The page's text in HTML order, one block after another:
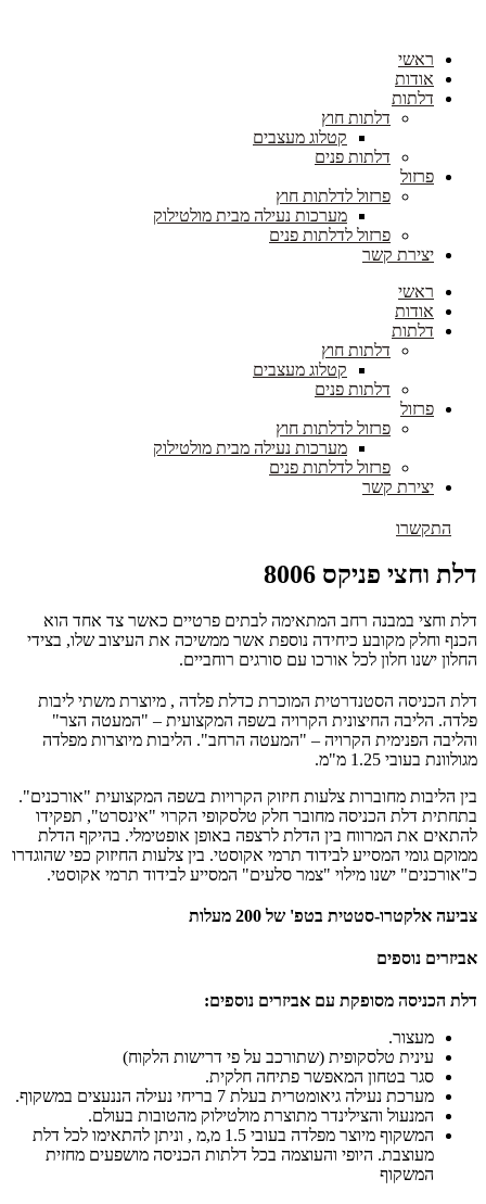
ראשי
אודות
דלתות
דלתות חוץ
קטלוג מעצבים
דלתות פנים
פרזול
פרזול לדלתות חוץ
מערכות נעילה מבית מולטילוק
פרזול לדלתות פנים
יצירת קשר
ראשי
אודות
דלתות
דלתות חוץ
קטלוג מעצבים
דלתות פנים
פרזול
פרזול לדלתות חוץ
מערכות נעילה מבית מולטילוק
פרזול לדלתות פנים
יצירת קשר
התקשרו
דלת וחצי פניקס 8006
דלת וחצי במבנה רחב המתאימה לבתים פרטיים כאשר צד אחד הוא
הכנף וחלק מקובע כיחידה נוספת אשר ממשיכה את העיצוב שלו, בצידי
החלון ישנו חלון לכל אורכו עם סורגים רוחביים.
דלת הכניסה הסטנדרטית המוכרת כדלת פלדה , מיוצרת משתי ליבות
פלדה. הליבה החיצונית הקרויה בשפה המקצועית – "המעטה הצר"
והליבה הפנימית הקרויה – "המעטה הרחב". הליבות מיוצרות מפלדה
מגולוונת בעובי 1.25 מ"מ.
בין הליבות מחוברות צלעות חיזוק הקרויות בשפה המקצועית "אורכנים".
בתחתית דלת הכניסה מחובר חלק טלסקופי הקרוי "אינסרט", תפקידו
להתאים את המרווח בין הדלת לרצפה באופן אופטימלי. בהיקף הדלת
ממוקם גומי המסייע לבידוד תרמי אקוסטי. בין צלעות החיזוק כפי שהוגדרו
כ"אורכנים" ישנו מילוי "צמר סלעים" המסייע לבידוד תרמי אקוסטי.
צביעה אלקטרו-סטטית בטפ' של 200 מעלות
אביזרים נוספים
דלת הכניסה מסופקת עם אביזרים נוספים:
מעצור.
עינית טלסקופית (שתורכב על פי דרישות הלקוח)
סגר בטחון המאפשר פתיחה חלקית.
מערכת נעילה גיאומטרית בעלת 7 בריחי נעילה הננעצים במשקוף.
המנעול והצילינדר מתוצרת מולטילוק מהטובות בעולם.
המשקוף מיוצר מפלדה בעובי 1.5 מ,מ , וניתן להתאימו לכל דלת
מעוצבת. היופי והעוצמה בכל דלתות הכניסה מושפעים מחזית
המשקוף